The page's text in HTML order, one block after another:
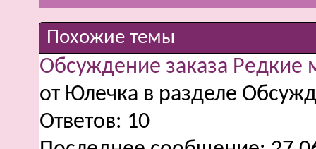
Похожие темы
Обсуждение заказа Редкие
от Юлечка в разделе
Ответов: 10